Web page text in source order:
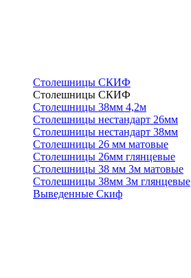
Столешницы СКИФ
Столешницы СКИФ
Столешницы 38мм 4,2м
Столешницы нестандарт 26мм
Столешницы нестандарт 38мм
Столешницы 26 мм матовые
Столешницы 26мм глянцевые
Столешницы 38 мм 3м матовые
Столешницы 38мм 3м глянцевые
Выведенные Скиф